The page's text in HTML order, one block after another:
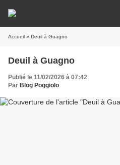
Accueil » Deuil à Guagno
Deuil à Guagno
Publié le 11/02/2026 à 07:42
Par Blog Poggiolo